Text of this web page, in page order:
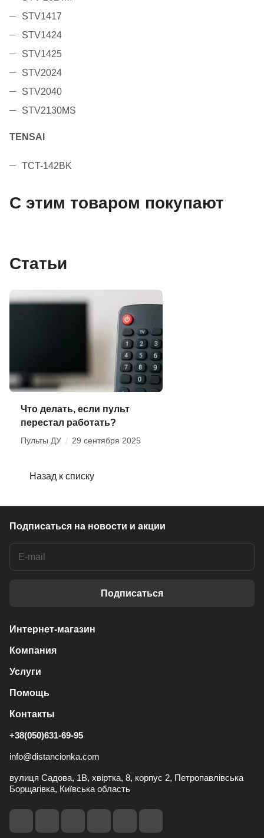
STV1417
STV1424
STV1425
STV2024
STV2040
STV2130MS
TENSAI
TCT-142BK
С этим товаром покупают
Статьи
Что делать, если пульт
перестал работать?
Пульты ДУ / 29 сентября 2025
Назад к списку
Подписаться на новости и акции
Подписаться
Интернет-магазин
Компания
Услуги
Помощь
Контакты
+38(050)631-69-95
info@distancionka.com
вулиця Садова, 1В, хвіртка, 8, корпус 2, Петропавлівська
Борщагівка, Київська область